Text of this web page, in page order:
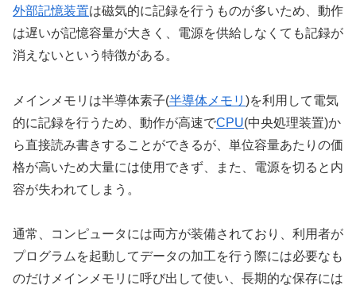
外部記憶装置は磁気的に記録を行うものが多いため、動作
は遅いが記憶容量が大きく、電源を供給しなくても記録が
消えないという特徴がある。
メインメモリは半導体素子(半導体メモリ )を利用して電気
的に記録を行うため、動作が高速でCPU(中央処理装置)か
ら直接読み書きすることができるが、単位容量あたりの価
格が高いため大量には使用できず、また、電源を切ると内
容が失われてしまう。
通常、コンピュータには両方が装備されており、利用者が
プログラムを起動してデータの加工を行う際には必要なも
のだけメインメモリに呼び出して使い、長期的な保存には